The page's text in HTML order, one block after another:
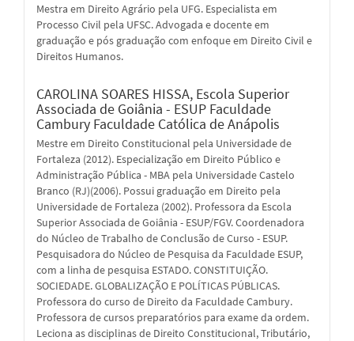
Mestra em Direito Agrário pela UFG. Especialista em
Processo Civil pela UFSC. Advogada e docente em
graduação e pós graduação com enfoque em Direito Civil e
Direitos Humanos.
CAROLINA SOARES HISSA, Escola Superior
Associada de Goiânia - ESUP Faculdade
Cambury Faculdade Católica de Anápolis
Mestre em Direito Constitucional pela Universidade de
Fortaleza (2012). Especialização em Direito Público e
Administração Pública - MBA pela Universidade Castelo
Branco (RJ)(2006). Possui graduação em Direito pela
Universidade de Fortaleza (2002). Professora da Escola
Superior Associada de Goiânia - ESUP/FGV. Coordenadora
do Núcleo de Trabalho de Conclusão de Curso - ESUP.
Pesquisadora do Núcleo de Pesquisa da Faculdade ESUP,
com a linha de pesquisa ESTADO. CONSTITUIÇÃO.
SOCIEDADE. GLOBALIZAÇÃO E POLÍTICAS PÚBLICAS.
Professora do curso de Direito da Faculdade Cambury.
Professora de cursos preparatórios para exame da ordem.
Leciona as disciplinas de Direito Constitucional, Tributário,